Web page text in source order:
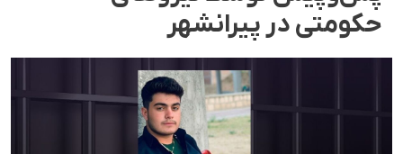
حکومتی در پیرانشهر